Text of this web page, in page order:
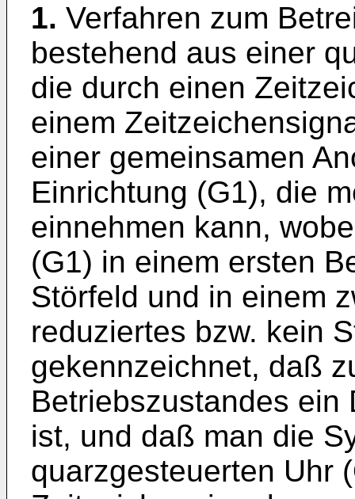
1. Verfahren zum
bestehend aus einer
die durch einen
einem
einer gemeinsamen
Einrichtung (G1), die
einnehmen kann,
(G1) in einem ersten
Störfeld und in einem
reduziertes bzw. kein
gekennzeichnet, daß
Betriebszustandes ein
ist, und daß man die
quarzgesteuerten Uhr